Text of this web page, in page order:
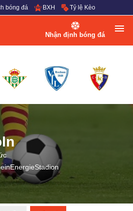
bóng đá BXH Tỷ lệ Kèo
Nhận định bóng đá